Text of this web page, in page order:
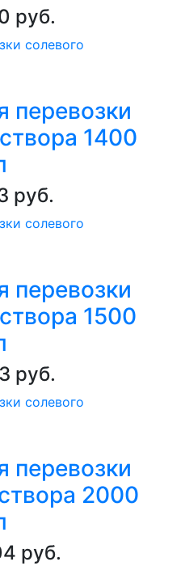
руб.
перевозки
1400
руб.
перевозки
1500
руб.
перевозки
2000
руб.